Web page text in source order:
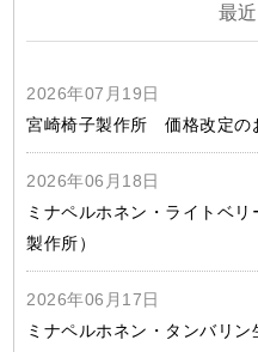
最
2026年07月19日
宮崎椅子製作所 価格改定の
2026年06月18日
ミナペルホネン・ライトベ
製作所）
2026年06月17日
ミナペルホネン・タンバリ